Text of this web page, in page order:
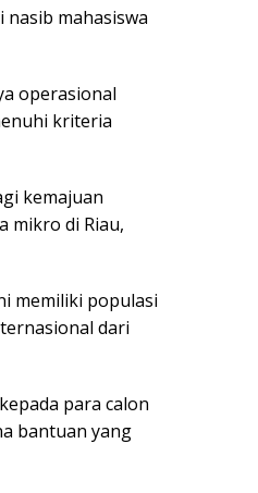
mahasiswa
operasional
kriteria
kemajuan
mikro di Riau,
memiliki populasi
dari
para calon
bantuan yang